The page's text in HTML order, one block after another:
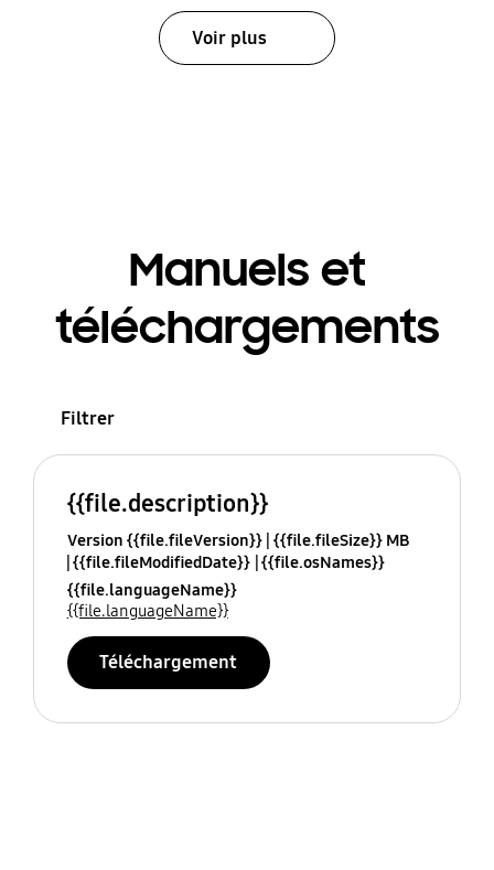
Voir plus
Manuels et
téléchargements
Filtrer
{{file.description}}
Version {{file.fileVersion}} {{file.fileSize}} MB
{{file.fileModifiedDate}} {{file.osNames}}
{{file.languageName}}
{{file.languageName}}
Téléchargement